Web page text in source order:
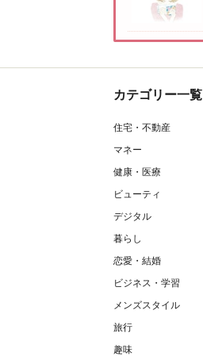
カテゴリー一覧
住宅・不動産
マネー
健康・医療
ビューティ
デジタル
暮らし
恋愛・結婚
ビジネス・学習
メンズスタイル
旅行
趣味